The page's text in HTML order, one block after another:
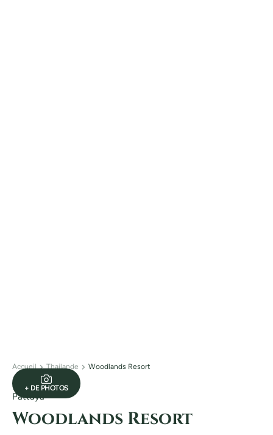
+ DE PHOTOS
Accueil Thailande Woodlands Resort
Pattaya
Woodlands Resort